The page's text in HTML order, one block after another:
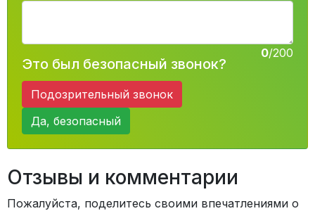
0/200
Это был безопасный звонок?
Подозрительный звонок
Да, безопасный
Отзывы и комментарии
Пожалуйста, поделитесь своими впечатлениями о